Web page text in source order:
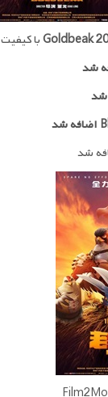
Goldbeakبا کیفیت
شد
شد